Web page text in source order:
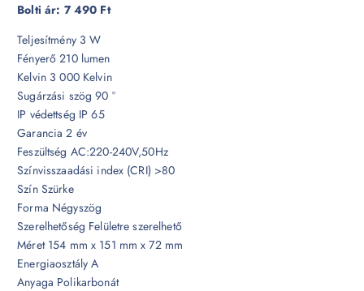
Bolti ár: 7 490 Ft
Teljesítmény 3 W
Fényerő 210 lumen
Kelvin 3 000 Kelvin
Sugárzási szög 90 °
IP védettség IP 65
Garancia 2 év
Feszültség AC:220-240V,50Hz
Színvisszaadási index (CRI) >80
Szín Szürke
Forma Négyszög
Szerelhetőség Felületre szerelhető
Méret 154 mm x 151 mm x 72 mm
Energiaosztály A
Anyaga Polikarbonát